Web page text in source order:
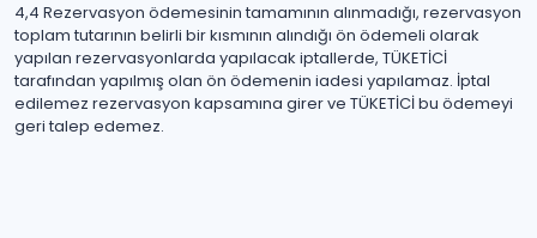
4,4 Rezervasyon ödemesinin tamamının alınmadığı, rezervasyon
toplam tutarının belirli bir kısmının alındığı ön ödemeli olarak
yapılan rezervasyonlarda yapılacak iptallerde, TÜKETİCİ
tarafından yapılmış olan ön ödemenin iadesi yapılamaz. İptal
edilemez rezervasyon kapsamına girer ve TÜKETİCİ bu ödemeyi
geri talep edemez.